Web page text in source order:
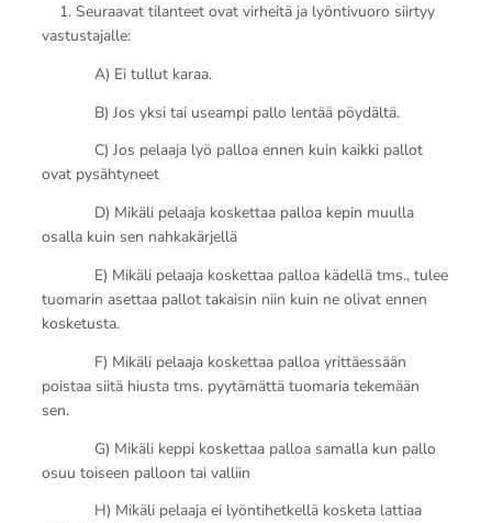
1. Seuraavat tilanteet ovat virheitä ja lyöntivuoro siirtyy
vastustajalle:
A) Ei tullut karaa.
B) Jos yksi tai useampi pallo lentää pöydältä.
C) Jos pelaaja lyö palloa ennen kuin kaikki pallot
ovat pysähtyneet
D) Mikäli pelaaja koskettaa palloa kepin muulla
osalla kuin sen nahkakärjellä
E) Mikäli pelaaja koskettaa palloa kädellä tms., tulee
tuomarin asettaa pallot takaisin niin kuin ne olivat ennen
kosketusta.
F) Mikäli pelaaja koskettaa palloa yrittäessään
poistaa siitä hiusta tms. pyytämättä tuomaria tekemään
sen.
G) Mikäli keppi koskettaa palloa samalla kun pallo
osuu toiseen palloon tai valliin
H) Mikäli pelaaja ei lyöntihetkellä kosketa lattiaa